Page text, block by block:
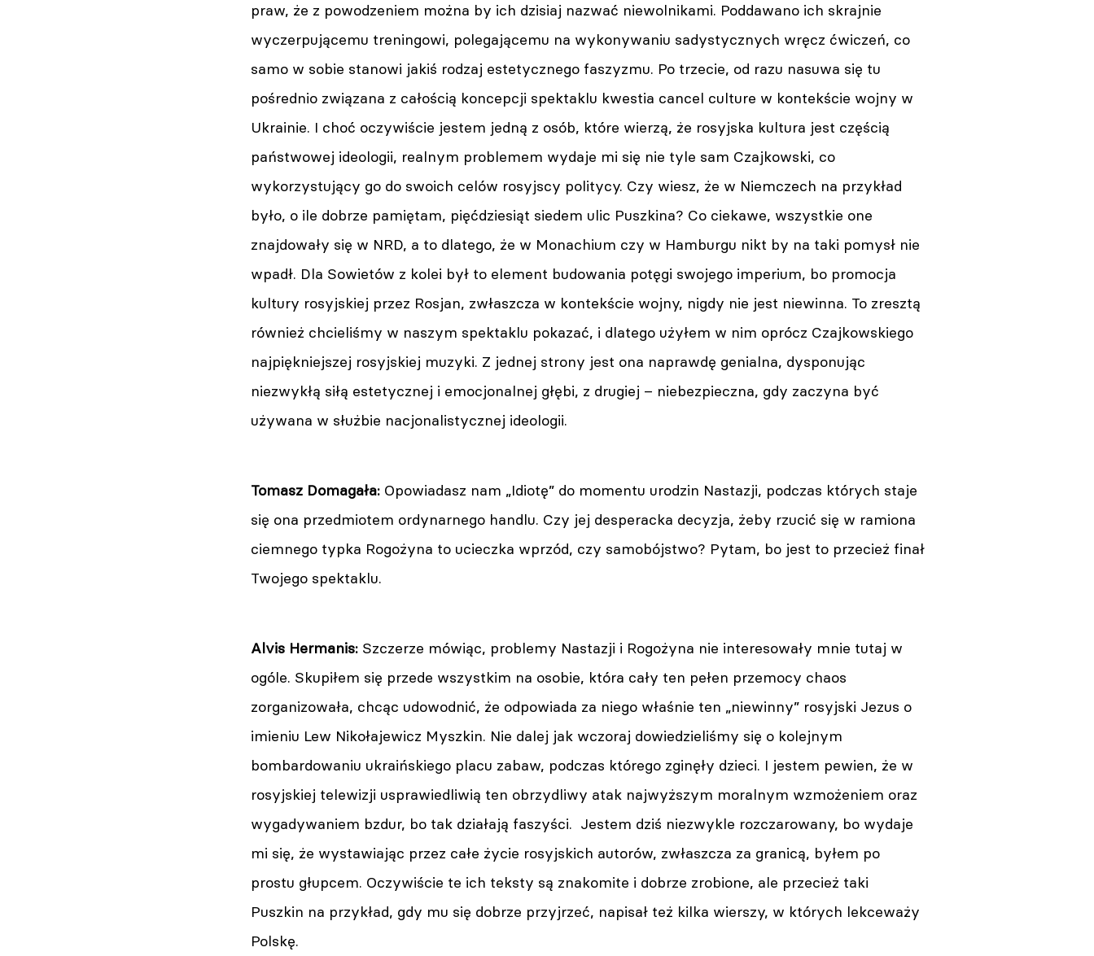
praw, że z powodzeniem można by ich dzisiaj nazwać niewolnikami. Poddawano ich skrajnie
wyczerpującemu treningowi, polegającemu na wykonywaniu sadystycznych wręcz ćwiczeń, co
samo w sobie stanowi jakiś rodzaj estetycznego faszyzmu. Po trzecie, od razu nasuwa się tu
pośrednio związana z całością koncepcji spektaklu kwestia cancel culture w kontekście wojny w
Ukrainie. I choć oczywiście jestem jedną z osób, które wierzą, że rosyjska kultura jest częścią
państwowej ideologii, realnym problemem wydaje mi się nie tyle sam Czajkowski, co
wykorzystujący go do swoich celów rosyjscy politycy. Czy wiesz, że w Niemczech na przykład
było, o ile dobrze pamiętam, pięćdziesiąt siedem ulic Puszkina? Co ciekawe, wszystkie one
znajdowały się w NRD, a to dlatego, że w Monachium czy w Hamburgu nikt by na taki pomysł nie
wpadł. Dla Sowietów z kolei był to element budowania potęgi swojego imperium, bo promocja
kultury rosyjskiej przez Rosjan, zwłaszcza w kontekście wojny, nigdy nie jest niewinna. To zresztą
również chcieliśmy w naszym spektaklu pokazać, i dlatego użyłem w nim oprócz Czajkowskiego
najpiękniejszej rosyjskiej muzyki. Z jednej strony jest ona naprawdę genialna, dysponując
niezwykłą siłą estetycznej i emocjonalnej głębi, z drugiej – niebezpieczna, gdy zaczyna być
używana w służbie nacjonalistycznej ideologii.
Tomasz Domagała: Opowiadasz nam „Idiotę” do momentu urodzin Nastazji, podczas których staje
się ona przedmiotem ordynarnego handlu. Czy jej desperacka decyzja, żeby rzucić się w ramiona
ciemnego typka Rogożyna to ucieczka wprzód, czy samobójstwo? Pytam, bo jest to przecież finał
Twojego spektaklu.
Alvis Hermanis: Szczerze mówiąc, problemy Nastazji i Rogożyna nie interesowały mnie tutaj w
ogóle. Skupiłem się przede wszystkim na osobie, która cały ten pełen przemocy chaos
zorganizowała, chcąc udowodnić, że odpowiada za niego właśnie ten „niewinny” rosyjski Jezus o
imieniu Lew Nikołajewicz Myszkin. Nie dalej jak wczoraj dowiedzieliśmy się o kolejnym
bombardowaniu ukraińskiego placu zabaw, podczas którego zginęły dzieci. I jestem pewien, że w
rosyjskiej telewizji usprawiedliwią ten obrzydliwy atak najwyższym moralnym wzmożeniem oraz
wygadywaniem bzdur, bo tak działają faszyści. Jestem dziś niezwykle rozczarowany, bo wydaje
mi się, że wystawiając przez całe życie rosyjskich autorów, zwłaszcza za granicą, byłem po
prostu głupcem. Oczywiście te ich teksty są znakomite i dobrze zrobione, ale przecież taki
Puszkin na przykład, gdy mu się dobrze przyjrzeć, napisał też kilka wierszy, w których lekceważy
Polskę.